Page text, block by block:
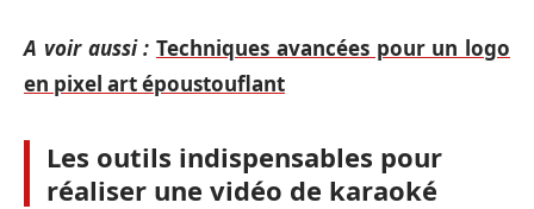
A voir aussi : Techniques avancées pour un logo
en pixel art époustouflant
Les outils indispensables pour
réaliser une vidéo de karaoké